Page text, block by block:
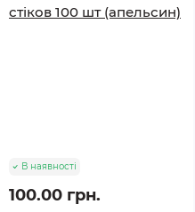
стіков 100 шт (апельсин)
В наявності
100.00 грн.